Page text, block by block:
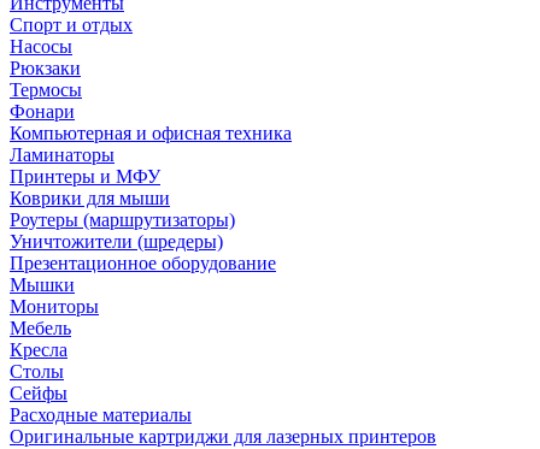
Спорт и отдых
Насосы
Рюкзаки
Термосы
Фонари
Компьютерная и офисная техника
Ламинаторы
Принтеры и МФУ
Коврики для мыши
Роутеры (маршрутизаторы)
Уничтожители (шредеры)
Презентационное оборудование
Мышки
Мониторы
Мебель
Кресла
Столы
Сейфы
Расходные материалы
Оригинальные картриджи для лазерных принтеров